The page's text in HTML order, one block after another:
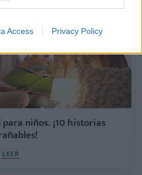
Access Privacy Policy
niños. ¡10 historias
LEER